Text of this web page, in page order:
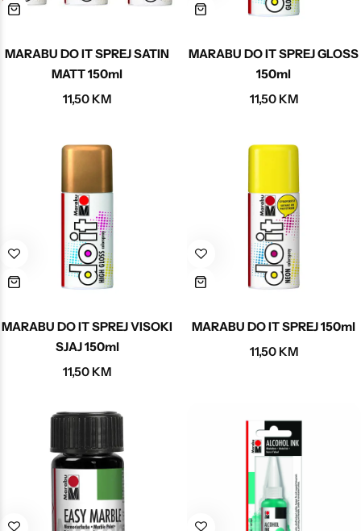
MARABU DO IT SPREJ SATIN
MATT 150ml
11,50 KM
MARABU DO IT SPREJ GLOSS
150ml
11,50 KM
MARABU DO IT SPREJ VISOKI
SJAJ 150ml
11,50 KM
MARABU DO IT SPREJ 150ml
11,50 KM